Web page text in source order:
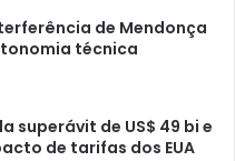
de Mendonça
técnica
superávit de US$ 49 bi e
de tarifas dos EUA